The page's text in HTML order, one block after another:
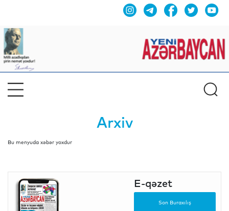
Arxiv
Bu menyuda xəbər yoxdur
E-qəzet
Son Buraxılış